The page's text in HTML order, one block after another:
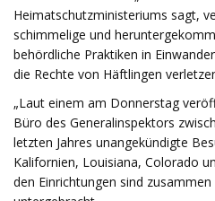
Heimatschutzministeriums sagt,
schimmelige und
behördliche Praktiken in
die Rechte von Häftlingen
„Laut einem am Donnerstag
Büro des Generalinspektors
letzten Jahres unangekündigte
Kalifornien, Louisiana, Colorado
den Einrichtungen sind